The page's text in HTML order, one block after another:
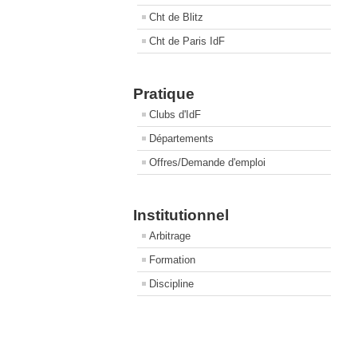
Cht de Blitz
Cht de Paris IdF
Pratique
Clubs d'IdF
Départements
Offres/Demande d'emploi
Institutionnel
Arbitrage
Formation
Discipline